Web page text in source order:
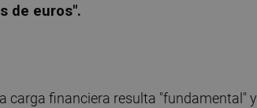
de euros".
carga financiera resulta "fundamental" y